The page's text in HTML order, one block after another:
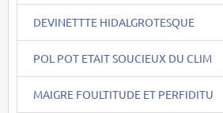
DEVINETTTE HIDALGROTESQUE
POL POT ETAIT SOUCIEUX DU CLIM
MAIGRE FOULTITUDE ET PERFIDITU